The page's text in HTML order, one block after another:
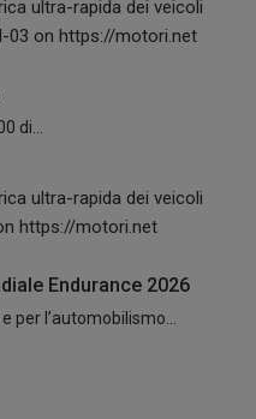
di...
Endurance 2026
per l’automobilismo...